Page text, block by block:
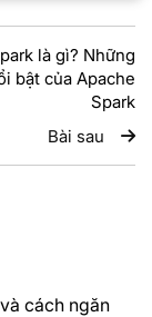
là gì? Những
bật của Apache
Spark
Bài sau
cách ngăn